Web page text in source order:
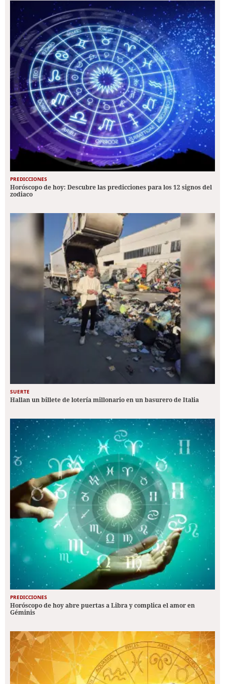
PREDICCIONES
Horóscopo de hoy: Descubre las predicciones para los 12 signos del
zodiaco
SUERTE
Hallan un billete de lotería millonario en un basurero de Italia
PREDICCIONES
Horóscopo de hoy abre puertas a Libra y complica el amor en
Géminis